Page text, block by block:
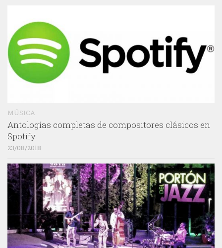
MÚSICA
Antologías completas de compositores clásicos en
Spotify
23/08/2018